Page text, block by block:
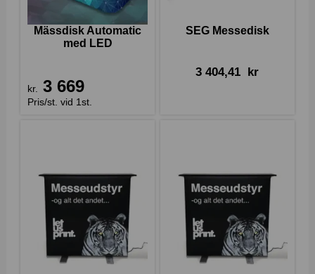
Mässdisk Automatic
med LED
kr. 3 669
Pris/st. vid 1st.
SEG Messedisk
3 404,41 kr